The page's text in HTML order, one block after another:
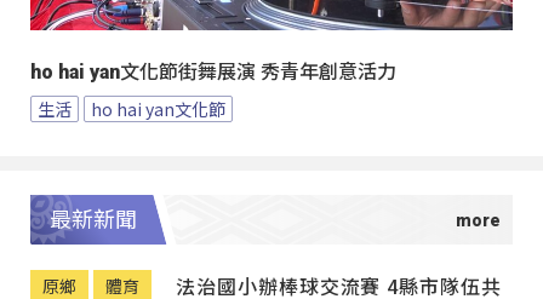
ho hai yan文化節街舞展演 秀青年創意活力
生活 ho hai yan文化節
最新新聞
原鄉 體育
法治國小辦棒球交流賽 4縣市隊伍共